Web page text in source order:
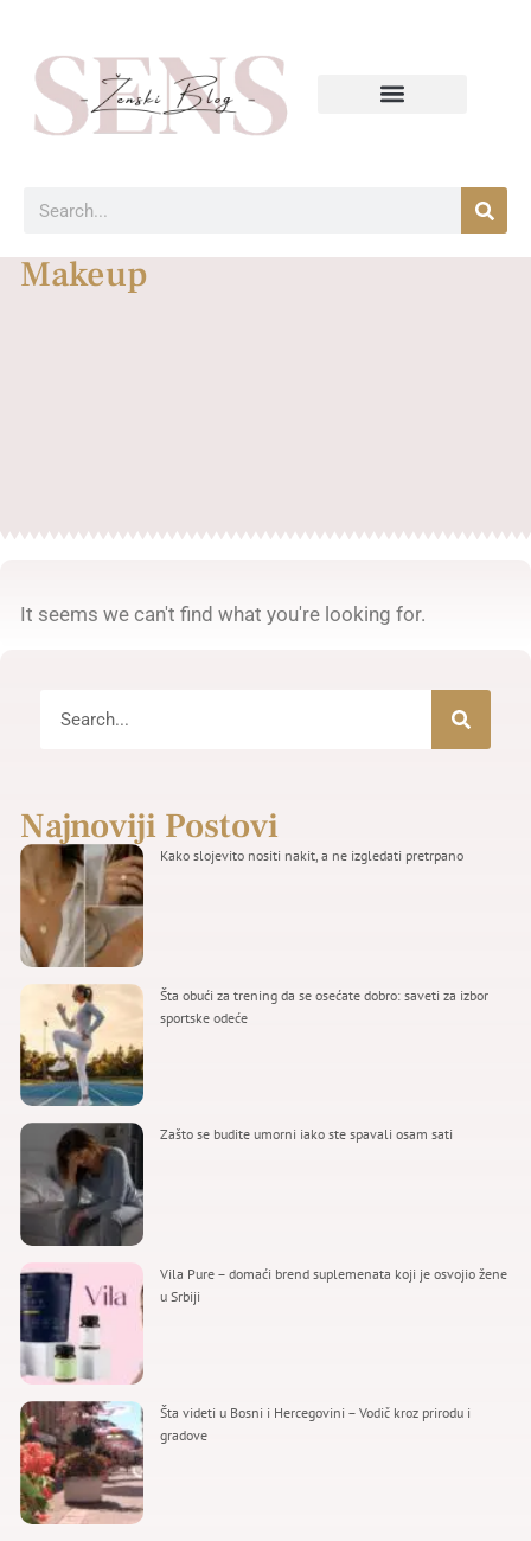
Makeup
It seems we can't find what you're looking for.
Najnoviji Postovi
Kako slojevito nositi nakit, a ne izgledati pretrpano
Šta obući za trening da se osećate dobro: saveti za izbor
sportske odeće
Zašto se budite umorni iako ste spavali osam sati
Vila Pure – domaći brend suplemenata koji je osvojio žene
u Srbiji
Šta videti u Bosni i Hercegovini – Vodič kroz prirodu i
gradove